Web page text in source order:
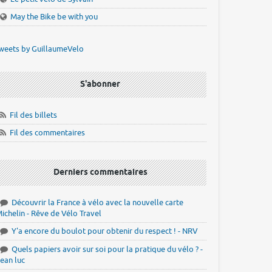
May the Bike be with you
by GuillaumeVelo
S'abonner
Fil des billets
Fil des commentaires
Derniers commentaires
Découvrir la France à vélo avec la nouvelle carte
- Rêve de Vélo Travel
Y'a encore du boulot pour obtenir du respect ! - NRV
Quels papiers avoir sur soi pour la pratique du vélo ? -
luc